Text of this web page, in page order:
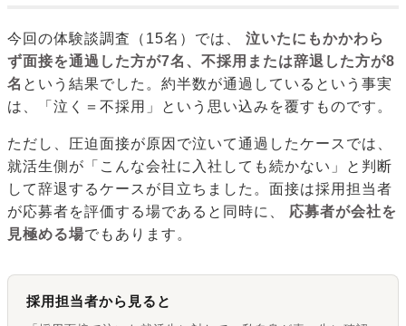
今回の体験談調査（15名）では、
泣いたにもかかわら
ず面接を通過した方が7名、不採用または辞退した方が8
名 という結果でした。約半数が通過しているという事実
は、「泣く＝不採用」という思い込みを覆すものです。
ただし、圧迫面接が原因で泣いて通過したケースでは、
就活生側が「こんな会社に入社しても続かない」と判断
して辞退するケースが目立ちました。面接は採用担当者
が応募者を評価する場であると同時に、
応募者が会社を
見極める場でもあります。
採用担当者から見ると